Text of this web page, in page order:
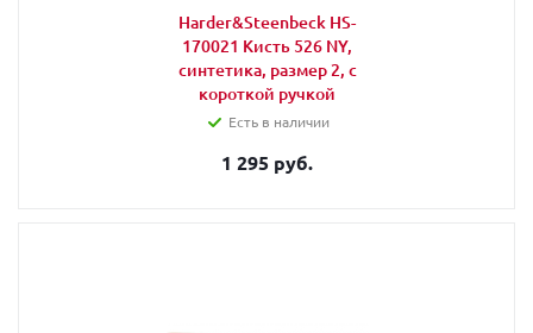
Harder&Steenbeck HS-
170021 Кисть 526 NY,
синтетика, размер 2, с
короткой ручкой
Есть в наличии
1 295 руб.